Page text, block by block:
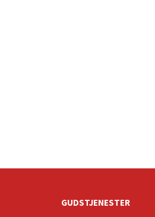
GUDSTJENESTER